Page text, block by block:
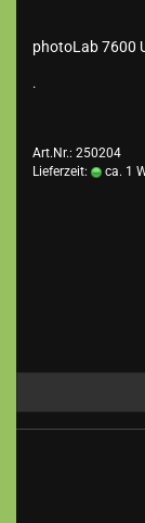
photoLab 7600
.
Art.Nr.: 250204
Lieferzeit:
ca. 1